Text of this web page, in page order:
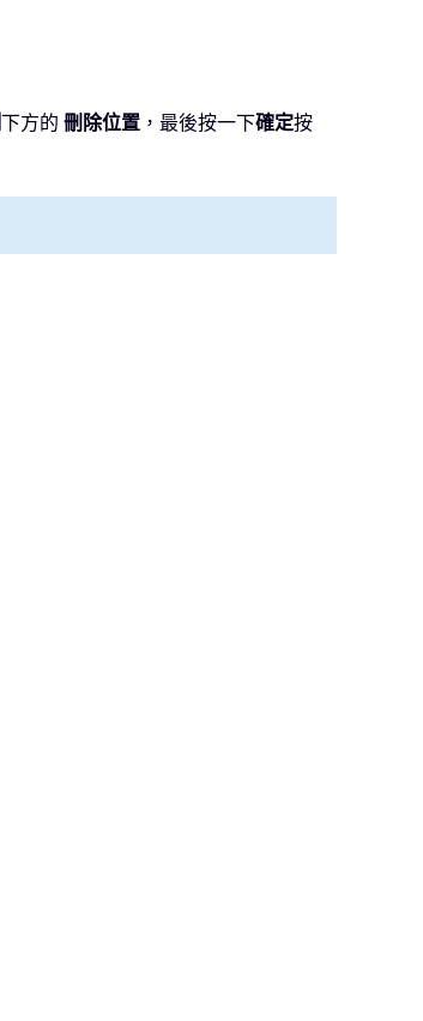
下方的 刪除位置 ，最後按一下確定按